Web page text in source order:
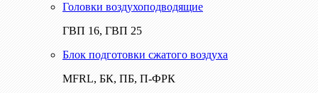
Головки воздухоподводящие
ГВП 16, ГВП 25
Блок подготовки сжатого воздуха
MFRL, БК, ПБ, П-ФРК